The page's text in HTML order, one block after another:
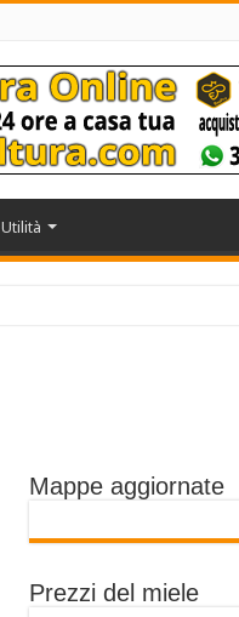
Utilità
Mappe aggiornate
Prezzi del miele